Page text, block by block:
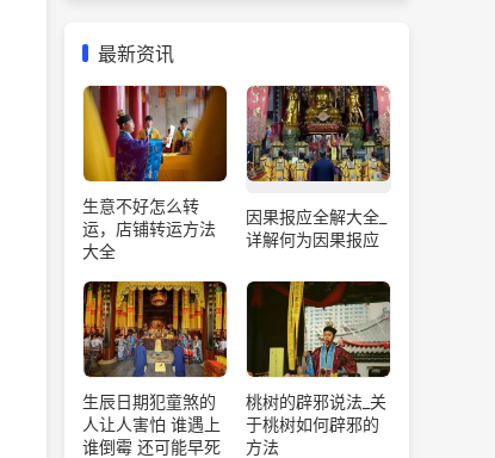
最新资讯
生意不好怎么转
运，店铺转运方法
大全
因果报应全解大全_
详解何为因果报应
生辰日期犯童煞的
人让人害怕 谁遇上
谁倒霉 还可能早死
桃树的辟邪说法_关
于桃树如何辟邪的
方法